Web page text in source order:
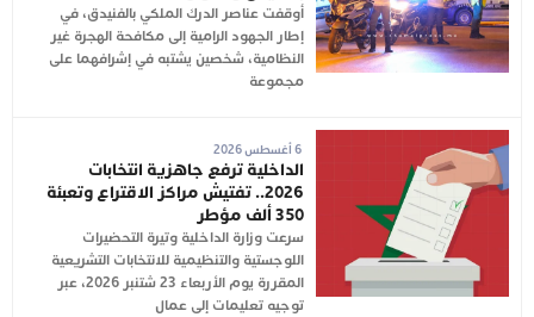
أوقفت عناصر الدرك الملكي بالفنيدق، في
إطار الجهود الرامية إلى مكافحة الهجرة غير
النظامية، شخصين يشتبه في إشرافهما على
مجموعة
6 أغسطس 2026
الداخلية ترفع جاهزية انتخابات
2026.. تفتيش مراكز الاقتراع وتعبئة
350 ألف مؤطر
سرعت وزارة الداخلية وتيرة التحضيرات
اللوجستية والتنظيمية للانتخابات التشريعية
المقررة يوم الأربعاء 23 شتنبر 2026، عبر
توجيه تعليمات إلى عمال